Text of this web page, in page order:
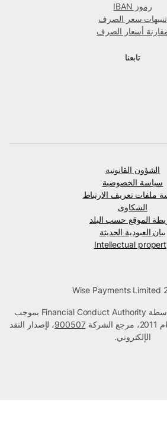
رموز IBAN
سعر الصرف
أسعار الصرف
تابعنا
الشؤون القانونية
سياسة الخصوصية
تعريف الارتباط
الشكاوى
الموقع حسب البلد
العبودية الحديثة
Intellectual
تم اعتماد شركة Wise بواسطة Financial Conduct Authority بموجب
900507، لإصدار النقد
الإلكتروني.